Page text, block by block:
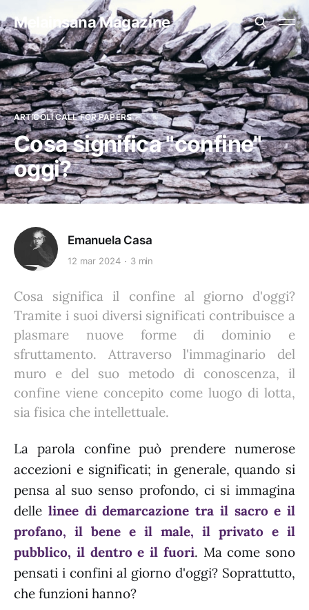
Melainsana Magazine
ARTICOLI CALL FOR PAPERS
Cosa significa "confine"
oggi?
Emanuela Casa
12 mar 2024 3 min
Cosa significa il confine al giorno d'oggi?
Tramite i suoi diversi significati contribuisce a
plasmare nuove forme di dominio e
sfruttamento. Attraverso l'immaginario del
muro e del suo metodo di conoscenza, il
confine viene concepito come luogo di lotta,
sia fisica che intellettuale.
La parola confine può prendere numerose
accezioni e significati; in generale, quando si
pensa al suo senso profondo, ci si immagina
delle linee di demarcazione tra il sacro e il
profano, il bene e il male, il privato e il
pubblico, il dentro e il fuori. Ma come sono
pensati i confini al giorno d'oggi? Soprattutto,
che funzioni hanno?